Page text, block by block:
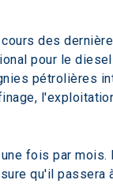
des
pour le
pétrolières
fois par
qu'il passera